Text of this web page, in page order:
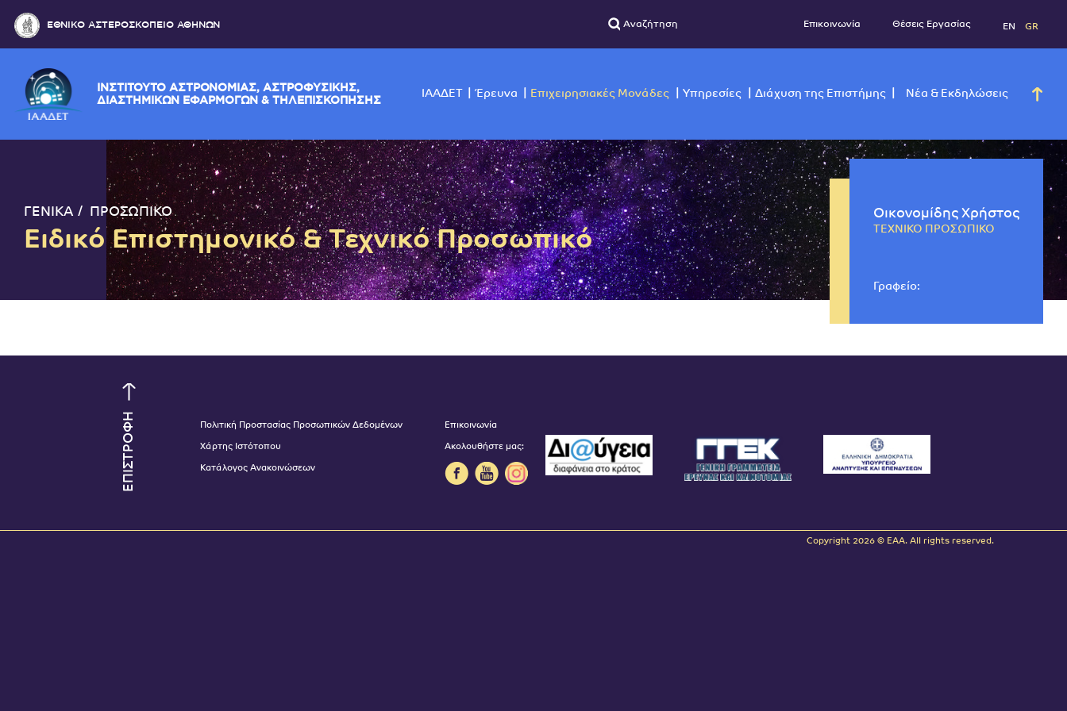
ΙΝΣΤΙΤΟΥΤΟ ΑΣΤΡΟΝΟΜΙΑΣ, ΑΣΤΡΟΦΥΣΙΚΗΣ,
ΕΘΝΙΚΟ ΑΣΤΕΡΟΣΚΟΠΕΙΟ ΑΘΗΝΩΝ
Νέα &
Επικοινωνία Θέσεις
ΓΕΝΙΚΑ ΠΡΟΣΩΠΙΚΟ
Ειδικό Επιστημονικό & Τεχνικό Προσωπικό
Οικονομίδης Χρήστος
ΤΕΧΝΙΚΟ ΠΡΟΣΩΠΙΚΟ
Γραφείο:
ΕΠΙΣΤΡΟΦΗ Πολιτική Προστασίας Προσωπικών Δεδομένων
Χάρτης Ιστότοπου
Κατάλογος Ανακοινώσεων
Επικοινωνία
Ακολουθήστε μας:
Copyright 2026 © EAA. All rights reserved.